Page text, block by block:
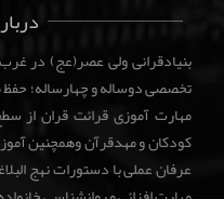
بنیادقرانی ولی عصر(عج) در
تخصصی دوساله و چهارساله؛
مهارت آموزی قرائت قران از
کودکان و مهدقرآن وهمچنین
عرفان عملی با دستورات نهج